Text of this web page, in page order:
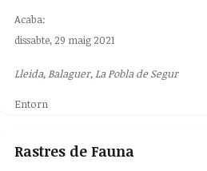
Acaba:
dissabte, 29 maig 2021
Lleida, Balaguer, La Pobla de Segur
Entorn
Rastres de Fauna